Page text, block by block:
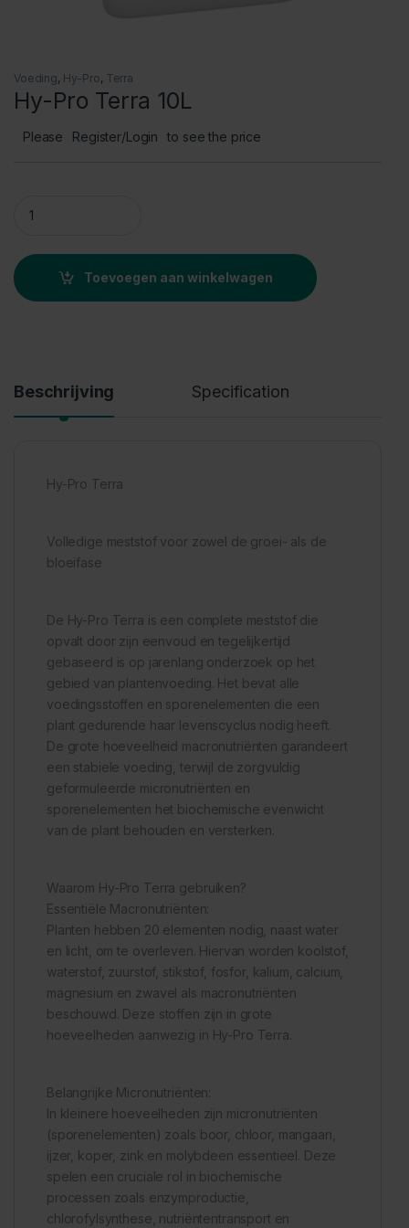
Voeding, Hy-Pro, Terra
Hy-Pro Terra 10L
Please Register/Login to see the price
Toevoegen aan winkelwagen
Beschrijving Specification
Hy-Pro Terra
Volledige meststof voor zowel de groei- als de
bloeifase
De Hy-Pro Terra is een complete meststof die
opvalt door zijn eenvoud en tegelijkertijd
gebaseerd is op jarenlang onderzoek op het
gebied van plantenvoeding. Het bevat alle
voedingsstoffen en sporenelementen die een
plant gedurende haar levenscyclus nodig heeft.
De grote hoeveelheid macronutriënten garandeert
een stabiele voeding, terwijl de zorgvuldig
geformuleerde micronutriënten en
sporenelementen het biochemische evenwicht
van de plant behouden en versterken.
Waarom Hy-Pro Terra gebruiken?
Essentiële Macronutriënten:
Planten hebben 20 elementen nodig, naast water
en licht, om te overleven. Hiervan worden koolstof,
waterstof, zuurstof, stikstof, fosfor, kalium, calcium,
magnesium en zwavel als macronutriënten
beschouwd. Deze stoffen zijn in grote
hoeveelheden aanwezig in Hy-Pro Terra.
Belangrijke Micronutriënten:
In kleinere hoeveelheden zijn micronutriënten
(sporenelementen) zoals boor, chloor, mangaan,
ijzer, koper, zink en molybdeen essentieel. Deze
spelen een cruciale rol in biochemische
processen zoals enzymproductie,
chlorofylsynthese, nutriëntentransport en